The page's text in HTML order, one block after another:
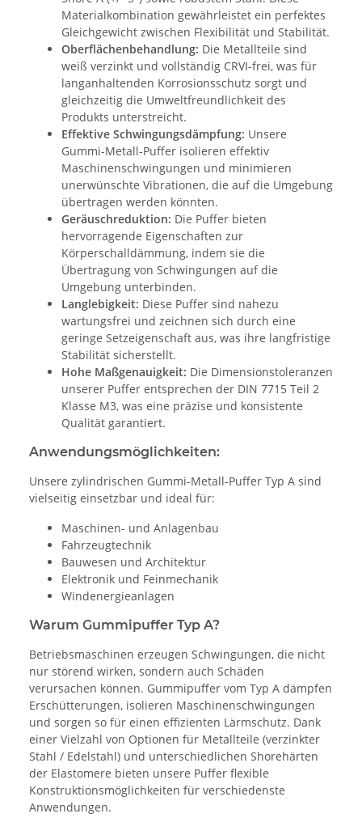
Materialkombination gewährleistet ein perfektes
Gleichgewicht zwischen Flexibilität und Stabilität.
Oberflächenbehandlung: Die Metallteile sind
weiß verzinkt und vollständig CRVI-frei, was für
langanhaltenden Korrosionsschutz sorgt und
gleichzeitig die Umweltfreundlichkeit des
Produkts unterstreicht.
Effektive Schwingungsdämpfung: Unsere
Gummi-Metall-Puffer isolieren effektiv
Maschinenschwingungen und minimieren
unerwünschte Vibrationen, die auf die Umgebung
übertragen werden könnten.
Geräuschreduktion: Die Puffer bieten
hervorragende Eigenschaften zur
Körperschalldämmung, indem sie die
Übertragung von Schwingungen auf die
Umgebung unterbinden.
Langlebigkeit: Diese Puffer sind nahezu
wartungsfrei und zeichnen sich durch eine
geringe Setzeigenschaft aus, was ihre langfristige
Stabilität sicherstellt.
Hohe Maßgenauigkeit: Die Dimensionstoleranzen
unserer Puffer entsprechen der DIN 7715 Teil 2
Klasse M3, was eine präzise und konsistente
Qualität garantiert.
Anwendungsmöglichkeiten:
Unsere zylindrischen Gummi-Metall-Puffer Typ A sind
vielseitig einsetzbar und ideal für:
Maschinen- und Anlagenbau
Fahrzeugtechnik
Bauwesen und Architektur
Elektronik und Feinmechanik
Windenergieanlagen
Warum Gummipuffer Typ A?
Betriebsmaschinen erzeugen Schwingungen, die nicht
nur störend wirken, sondern auch Schäden
verursachen können. Gummipuffer vom Typ A dämpfen
Erschütterungen, isolieren Maschinenschwingungen
und sorgen so für einen effizienten Lärmschutz. Dank
einer Vielzahl von Optionen für Metallteile (verzinkter
Stahl / Edelstahl) und unterschiedlichen Shorehärten
der Elastomere bieten unsere Puffer flexible
Konstruktionsmöglichkeiten für verschiedenste
Anwendungen.